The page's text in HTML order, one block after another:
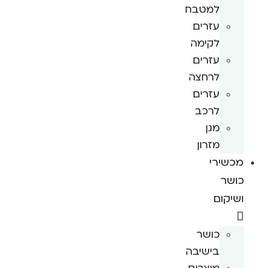
למטבח
עזרים
לקימה
עזרים
לרחצה
עזרים
לרכב
מגן
מזרון
מכשירי
כושר
ושיקום
כושר
בישיבה